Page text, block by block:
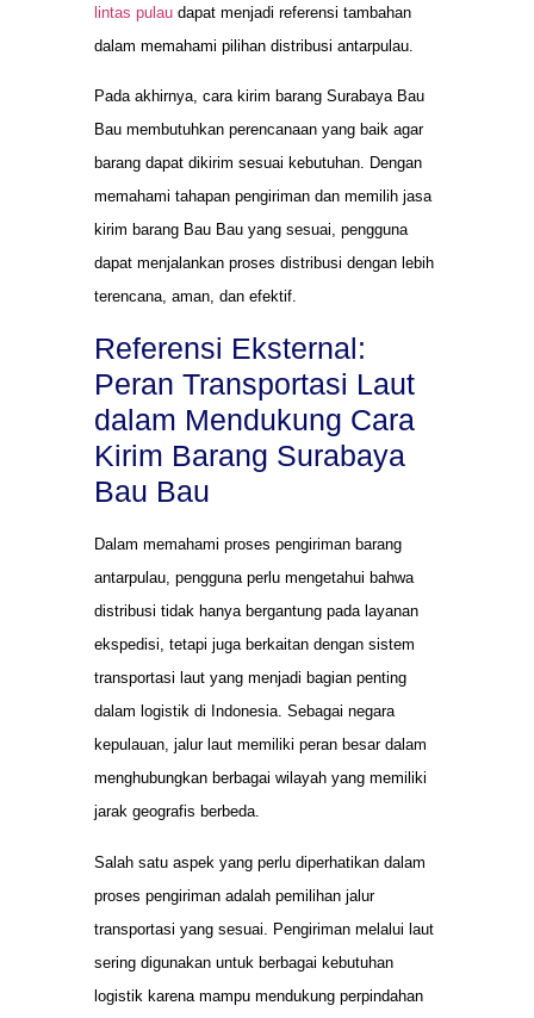
lintas pulau dapat menjadi referensi tambahan
dalam memahami pilihan distribusi antarpulau.
Pada akhirnya, cara kirim barang Surabaya Bau
Bau membutuhkan perencanaan yang baik agar
barang dapat dikirim sesuai kebutuhan. Dengan
memahami tahapan pengiriman dan memilih jasa
kirim barang Bau Bau yang sesuai, pengguna
dapat menjalankan proses distribusi dengan lebih
terencana, aman, dan efektif.
Referensi Eksternal:
Peran Transportasi Laut
dalam Mendukung Cara
Kirim Barang Surabaya
Bau Bau
Dalam memahami proses pengiriman barang
antarpulau, pengguna perlu mengetahui bahwa
distribusi tidak hanya bergantung pada layanan
ekspedisi, tetapi juga berkaitan dengan sistem
transportasi laut yang menjadi bagian penting
dalam logistik di Indonesia. Sebagai negara
kepulauan, jalur laut memiliki peran besar dalam
menghubungkan berbagai wilayah yang memiliki
jarak geografis berbeda.
Salah satu aspek yang perlu diperhatikan dalam
proses pengiriman adalah pemilihan jalur
transportasi yang sesuai. Pengiriman melalui laut
sering digunakan untuk berbagai kebutuhan
logistik karena mampu mendukung perpindahan